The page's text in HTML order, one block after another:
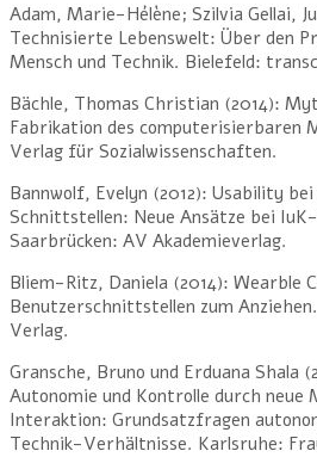
Adam, Marie-Hélène; Szilvia Gellai,
Technisierte Lebenswelt: Über den
Mensch und Technik. Bielefeld:
Bächle, Thomas Christian (2014):
Fabrikation des computerisierbaren
Verlag für Sozialwissenschaften.
Bannwolf, Evelyn (2012): Usability
Schnittstellen: Neue Ansätze bei
Saarbrücken: AV Akademieverlag.
Bliem-Ritz, Daniela (2014): Wearble
Benutzerschnittstellen zum
Verlag.
Gransche, Bruno und Erduana Shala
Autonomie und Kontrolle durch neue
Interaktion: Grundsatzfragen
Technik-Verhältnisse. Karlsruhe: